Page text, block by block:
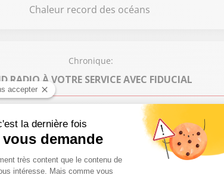
Chaleur record des océans
Chronique:
RADIO À VOTRE SERVICE AVEC FIDUCIAL
le Prix 2023 des Révélations de la